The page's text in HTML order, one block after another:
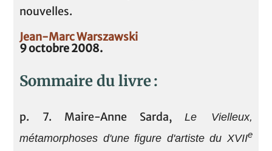
nouvelles.
Jean-Marc Warszawski
9 octobre 2008.
Sommaire du livre :
p. 7. Maire-Anne Sarda,Le Vielleux,
métamorphoses d'une figure d'artiste du XVIIe